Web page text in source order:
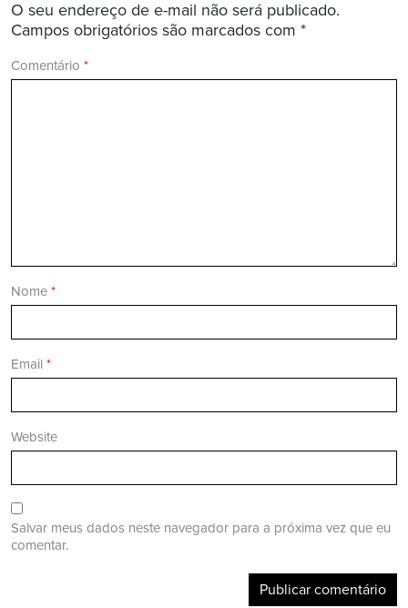
O seu endereço de e-mail não será publicado.
Campos obrigatórios são marcados com *
Comentário *
Nome *
Email *
Website
Salvar meus dados neste navegador para a próxima vez que eu
comentar.